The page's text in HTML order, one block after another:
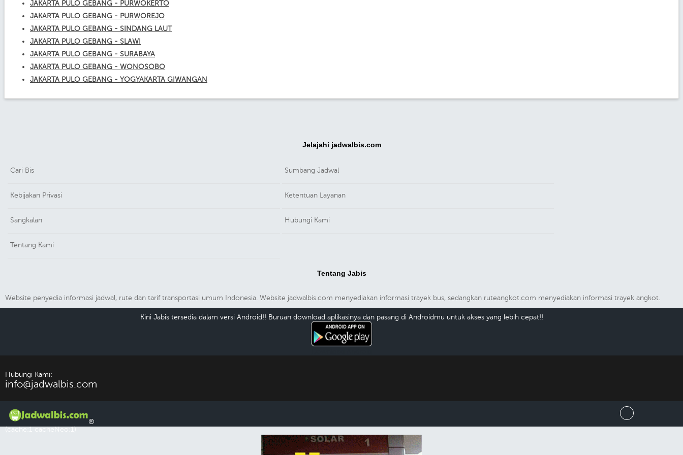
JAKARTA PULO GEBANG - PURWOKERTO
JAKARTA PULO GEBANG - PURWOREJO
JAKARTA PULO GEBANG - SINDANG LAUT
JAKARTA PULO GEBANG - SLAWI
JAKARTA PULO GEBANG - SURABAYA
JAKARTA PULO GEBANG - WONOSOBO
JAKARTA PULO GEBANG - YOGYAKARTA GIWANGAN
Jelajahi jadwalbis.com
Cari Bis Sumbang Jadwal
Kebijakan Privasi Ketentuan Layanan
Sangkalan Hubungi Kami
Tentang Kami
Tentang Jabis
Website penyedia informasi jadwal, rute dan tarif transportasi umum Indonesia. Website jadwalbis.com menyediakan informasi trayek bus, sedangkan ruteangkot.com menyediakan informasi trayek angkot.
Kini Jabis tersedia dalam versi Android!! Buruan download aplikasinya dan pasang di Androidmu untuk akses yang lebih cepat!!
Hubungi Kami:
info@jadwalbis.com
®
(cache:1 cacheNeo:1)